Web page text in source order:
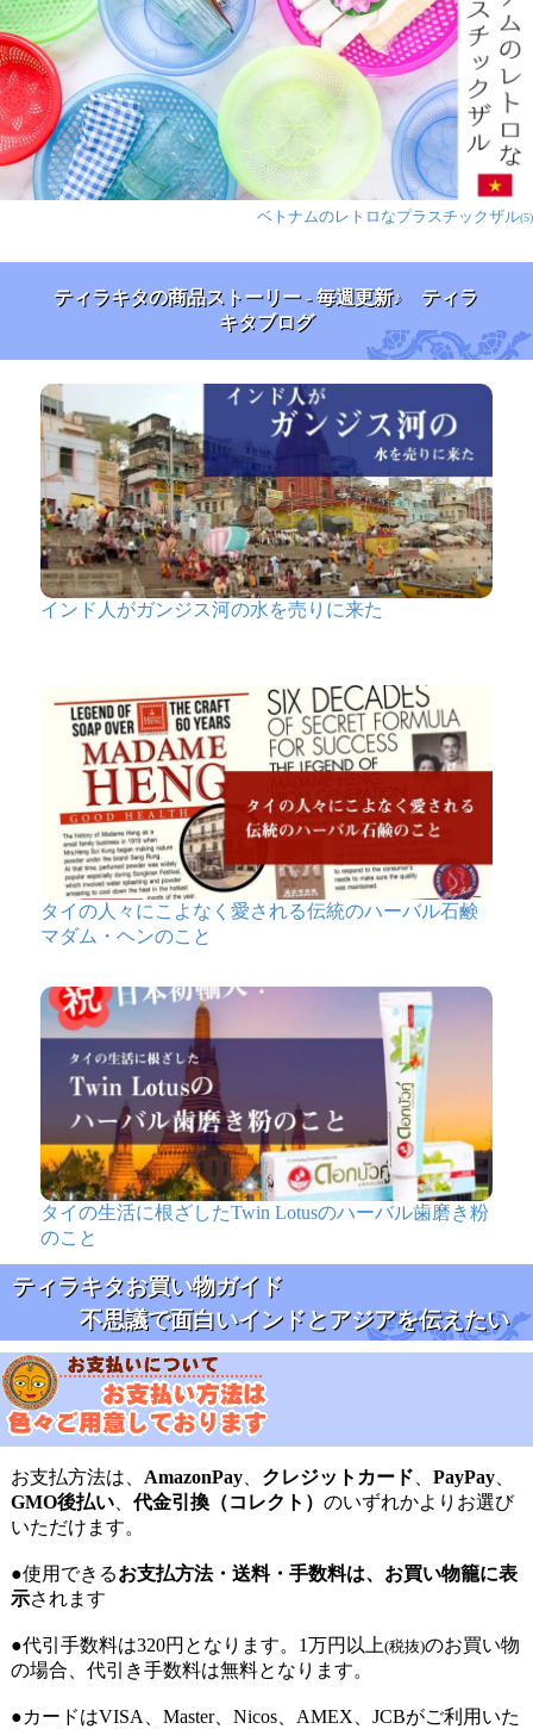
ベトナムのレトロなプラスチックザル(5)
ティラキタの商品ストーリー - 毎週更新♪ ティラ
キタブログ
インド人がガンジス河の水を売りに来た
タイの人々にこよなく愛される伝統のハーバル石鹸
マダム・ヘンのこと
タイの生活に根ざしたTwin Lotusのハーバル歯磨き粉
のこと
ティラキタお買い物ガイド
不思議で面白いインドとアジアを伝えたい
お支払方法は、 AmazonPay、 クレジットカード PayPay、
GMO後払い、代金引換（コレクト） のいずれかよりお選び
いただけます。
●使用できるお支払方法・送料・手数料は、お買い物籠に表
示されます
●代引手数料は320円となります。1万円以上(税抜)のお買い物
の場合、代引き手数料は無料となります。
●カードはVISA、Master、Nicos、AMEX、JCBがご利用いた